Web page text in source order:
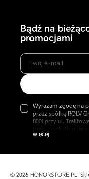
Bądź na
promocjami
Twój
e-
mail
Wyrażam zgodę na
przez spółkę ROLV
800) przy ul.
treści
mail przesyłanych
© 2026 HONORSTORE.PL.